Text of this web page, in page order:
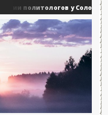
политологов у Соловьёва